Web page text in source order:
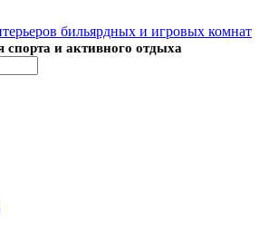
спорта и активного отдыха